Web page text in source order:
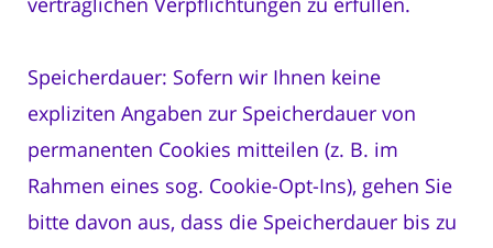
Speicherdauer: Sofern wir Ihnen keine
expliziten Angaben zur Speicherdauer von
permanenten Cookies mitteilen (z. B. im
Rahmen eines sog. Cookie-Opt-Ins), gehen Sie
bitte davon aus, dass die Speicherdauer bis zu